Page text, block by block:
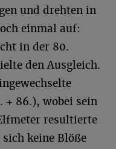
und drehten in
einmal auf:
in der 80.
den Ausgleich.
+ 86.), wobei sein
resultierte
keine Blöße